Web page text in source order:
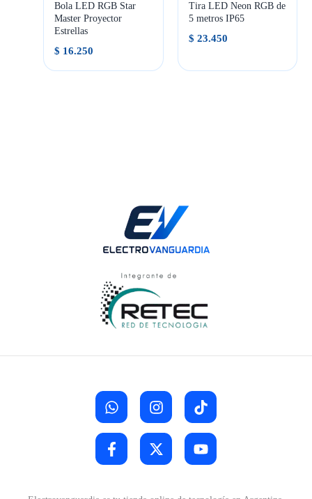
Bola LED RGB Star
Master Proyector
Estrellas
$ 16.250
Tira LED Neon RGB de
5 metros IP65
$ 23.450